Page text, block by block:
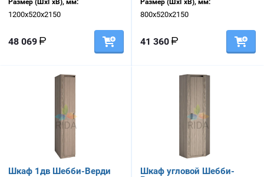
Размер (ШхГхВ), мм:
1200х520х2150
48 069
Размер (ШхГхВ), мм:
800х520х2150
41 360
Шкаф 1дв Шебби-Верди
Шкаф угловой Шебби-